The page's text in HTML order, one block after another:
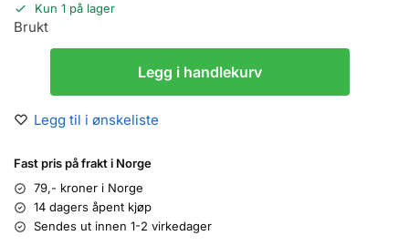
Kun 1 på lager
Brukt
Legg i handlekurv
Legg til i ønskeliste
Fast pris på frakt i Norge
79,- kroner i Norge
14 dagers åpent kjøp
Sendes ut innen 1-2 virkedager